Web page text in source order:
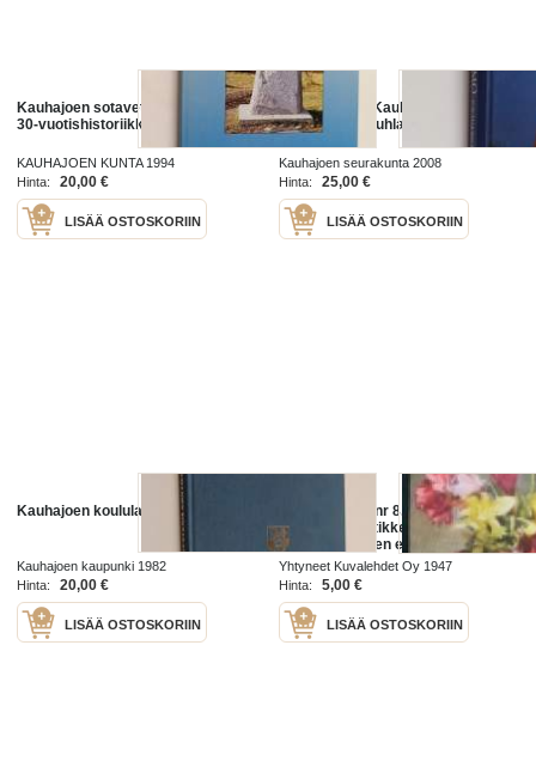
Kauhajoen sotaveteraanit R.Y.:n
30-vuotishistoriikki : 1965-1995
KAUHAJOEN KUNTA 1994
Hinta:
20,00 €
LISÄÄ OSTOSKORIIN
Avara armo : Kauhajoen
seurakunnan juhlakirja
Kauhajoen seurakunta 2008
Hinta:
25,00 €
LISÄÄ OSTOSKORIIN
Kauhajoen koululaitos 1882-1982
Kauhajoen kaupunki 1982
Hinta:
20,00 €
LISÄÄ OSTOSKORIIN
Kotiliesi 1947 nr 8. Kevät 1947
ajankuvaa. Artikkeli kuvineen
Eteläpohjalaisen emännän
kevätleipomukset / johtaja Hilja
Massinen Kauhajoen
kotitalousopisto
Yhtyneet Kuvalehdet Oy 1947
Hinta:
5,00 €
LISÄÄ OSTOSKORIIN